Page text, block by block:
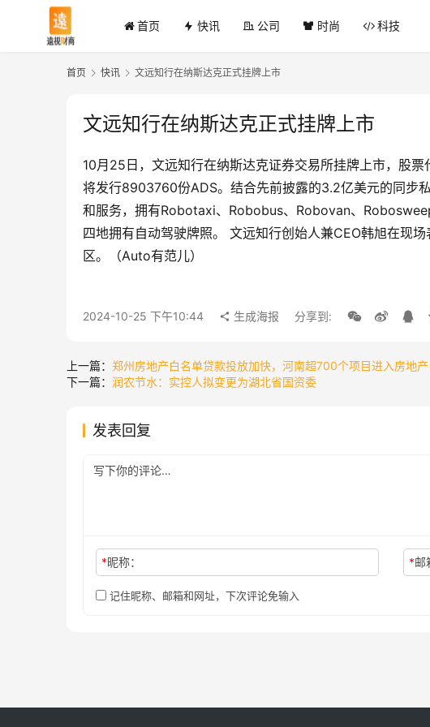
首页 快讯 公司 时尚 科技
首页 快讯 文远知行在纳斯达克正式挂牌上市
文远知行在纳斯达克正式挂牌上市
10月25日，文远知行在纳斯达克证券交易所挂牌上市，股
将发行8903760份ADS。结合先前披露的3.2亿美元的同步
和服务，拥有Robotaxi、Robobus、Robovan、
四地拥有自动驾驶牌照。 文远知行创始人兼CEO韩旭在现
区。（Auto有范儿）
2024-10-25 下午10:44 生成海报 分享到:
上一篇： 郑州房地产白名单贷款投放加快，河南超700个项目进入房地
下一篇： 润农节水：实控人拟变更为湖北省国资委
发表回复
*昵称： *邮
记住昵称、邮箱和网址，下次评论免输入